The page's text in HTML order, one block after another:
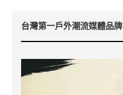
台灣第一戶外潮流媒體品牌